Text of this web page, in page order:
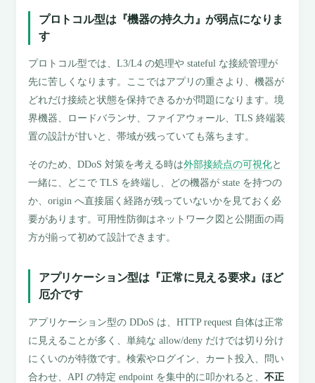
プロトコル型は『機器の持久力』が弱点になりま
す
プロトコル型では、L3/L4 の処理や stateful な接続管理が
先に苦しくなります。ここではアプリの重さより、機器が
どれだけ接続と状態を保持できるかが問題になります。境
界機器、ロードバランサ、ファイアウォール、TLS 終端装
置の設計が甘いと、帯域が残っていても落ちます。
そのため、DDoS 対策を考える時は外部接続点の可視化と
一緒に、どこで TLS を終端し、どの機器が state を持つの
か、origin へ直接届く経路が残っていないかを見ておく必
要があります。可用性防御はネットワーク図と公開面の両
方が揃って初めて設計できます。
アプリケーション型は『正常に見える要求』ほど
厄介です
アプリケーション型の DDoS は、HTTP request 自体は正常
に見えることが多く、単純な allow/deny だけでは切り分け
にくいのが特徴です。検索やログイン、カート投入、問い
合わせ、API の特定 endpoint を集中的に叩かれると、不正